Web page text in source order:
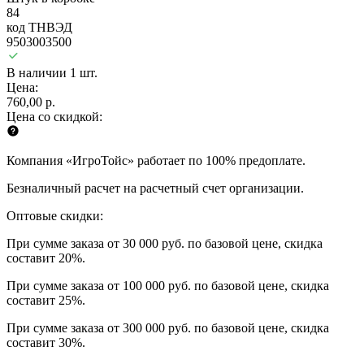
84
код ТНВЭД
9503003500
В наличии 1 шт.
Цена:
760,00 р.
Цена со скидкой:
Компания «ИгроТойс» работает по 100% предоплате.
Безналичный расчет на расчетный счет организации.
Оптовые скидки:
При сумме заказа от 30 000 руб. по базовой цене, скидка
составит 20%.
При сумме заказа от 100 000 руб. по базовой цене, скидка
составит 25%.
При сумме заказа от 300 000 руб. по базовой цене, скидка
составит 30%.